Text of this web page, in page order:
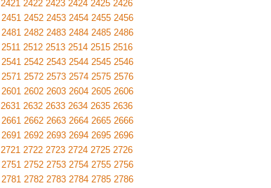
2421 2422 2423 2424 2425 2426
2451 2452 2453 2454 2455 2456
2481 2482 2483 2484 2485 2486
2511 2512 2513 2514 2515 2516
2541 2542 2543 2544 2545 2546
2571 2572 2573 2574 2575 2576
2601 2602 2603 2604 2605 2606
2631 2632 2633 2634 2635 2636
2661 2662 2663 2664 2665 2666
2691 2692 2693 2694 2695 2696
2721 2722 2723 2724 2725 2726
2751 2752 2753 2754 2755 2756
2781 2782 2783 2784 2785 2786